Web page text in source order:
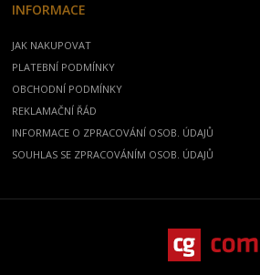
INFORMACE
JAK NAKUPOVAT
PLATEBNÍ PODMÍNKY
OBCHODNÍ PODMÍNKY
REKLAMAČNÍ ŘÁD
INFORMACE O ZPRACOVÁNÍ OSOB. ÚDAJŮ
SOUHLAS SE ZPRACOVÁNÍM OSOB. ÚDAJŮ